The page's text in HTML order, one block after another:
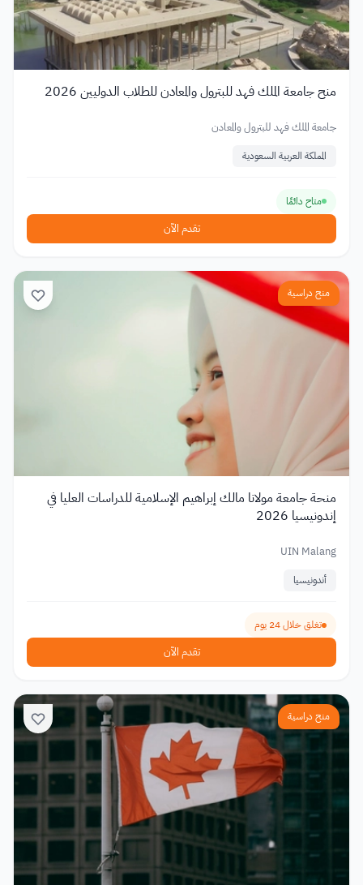
منح جامعة الملك فهد للبترول والمعادن للطلاب الدوليين 2026
جامعة الملك فهد للبترول والمعادن
المملكة العربية السعودية
متاح دائمًا
تقدم الآن
منح دراسية
منحة جامعة مولانا مالك إبراهيم الإسلامية للدراسات العليا في
إندونيسيا 2026
UIN Malang
أندونيسيا
تغلق خلال 24 يوم
تقدم الآن
منح دراسية